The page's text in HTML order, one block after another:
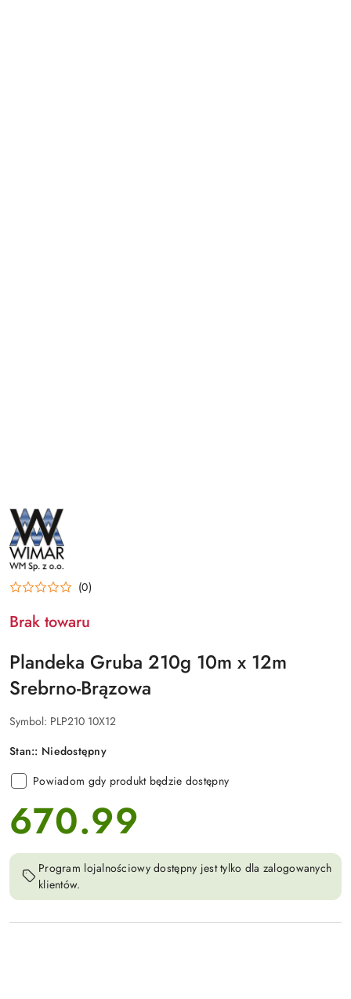
NAZWA
PRODUCENTA:
WIMAR
(0)
Brak towaru
Plandeka Gruba 210g 10m x 12m
Srebrno-Brązowa
Symbol: PLP210 10X12
Stan:: Niedostępny
Powiadom gdy produkt będzie dostępny
cena:
670.99
Program lojalnościowy dostępny jest tylko dla zalogowanych
klientów.